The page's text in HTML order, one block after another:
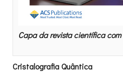
Capa da revista científica
Cristalografia Quântica